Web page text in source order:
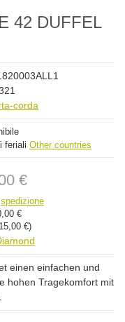
42 DUFFEL
corda
feriali Other countries
€
spedizione
€
15,00 €)
einen einfachen und
hohen Tragekomfort mit